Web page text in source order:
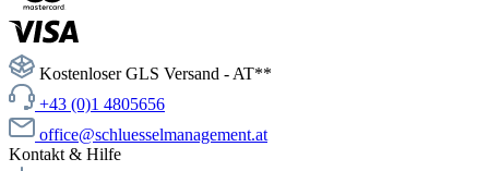
Kostenloser GLS Versand - AT**
+43 (0)1 4805656
office@schluesselmanagement.at
Kontakt & Hilfe